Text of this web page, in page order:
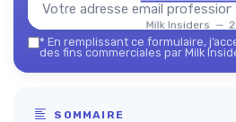
Milk Insiders —
* En remplissant ce formulaire,
des fins commerciales par Milk
SOMMAIRE